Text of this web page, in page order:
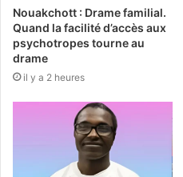
Nouakchott : Drame familial.
Quand la facilité d’accès aux
psychotropes tourne au
drame
il y a 2 heures